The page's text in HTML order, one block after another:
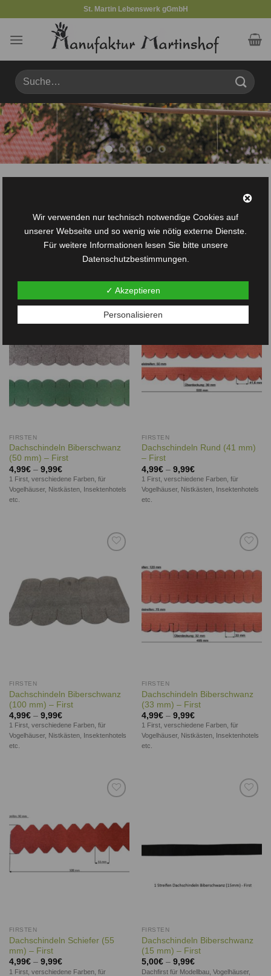
springen
St. Martin Lebenswerk gGmbH
Suche
nach:
Auf die
FIRSTEN
Dachschindeln Biberschwanz
(50 mm) – First
4,99€– 9,99€
1 First, verschiedene Farben, für
Vogelhäuser, Nistkästen, Insektenhotels
etc.
FIRSTEN
Dachschindeln Rund (41 mm)
– First
4,99€– 9,99€
1 First, verschiedene Farben, für
Vogelhäuser, Nistkästen, Insektenhotels
etc.
FIRSTEN
Dachschindeln Biberschwanz
(100 mm) – First
4,99€– 9,99€
1 First, verschiedene Farben, für
Vogelhäuser, Nistkästen, Insektenhotels
etc.
FIRSTEN
Dachschindeln Biberschwanz
(33 mm) – First
4,99€– 9,99€
1 First, verschiedene Farben, für
Vogelhäuser, Nistkästen, Insektenhotels
etc.
FIRSTEN
Dachschindeln Schiefer (55
mm) – First
4,99€– 9,99€
1 First, verschiedene Farben, für
FIRSTEN
Dachschindeln Biberschwanz
(15 mm) – First
5,00€– 9,99€
Dachfirst für Modellbau, Vogelhäuser,
Wir verwenden nur technisch notwendige Cookies auf
unserer Webseite und so wenig wie nötig externe Dienste.
Für weitere Informationen lesen Sie bitte unsere
Datenschutzbestimmungen.
✓ Akzeptieren
Personalisieren